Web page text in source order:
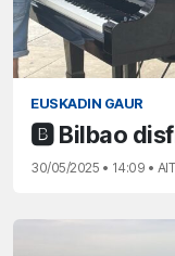
EUSKADIN GAUR
🅱️ Bilbao
30/05/2025 • 14:09 •